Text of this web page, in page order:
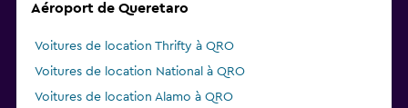
Aéroport de Queretaro
Voitures de location Thrifty à QRO
Voitures de location National à QRO
Voitures de location Alamo à QRO